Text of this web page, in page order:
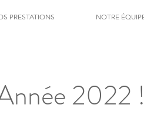
PRESTATIONS NOTRE
2022